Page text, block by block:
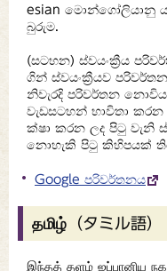
esian මොන්ගෝලියානු
බුරුම.
(සටහන) ස්වයංක්‍රීය
ගින් ස්වයංක්‍රීයව
නිවැරදි පරිවර්තන නොවිය
වැඩසටහන් භාවිතා
ක්ෂා කරන ලද පිටු වැනි
නොහැකි පිටු කිහිපයක්
Google පරිවර්තනය
தமிழ்（タミル語）
இந்தத் தளம் ஜப்பானிய